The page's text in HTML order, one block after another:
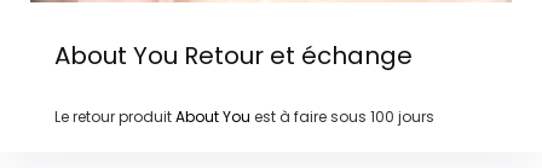
About You Retour et échange
Le retour produitAbout You est à faire sous 100 jours